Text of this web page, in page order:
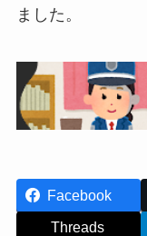
ました。
Facebook
Threads